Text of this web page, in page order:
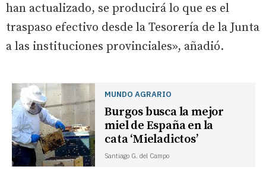
han actualizado, se producirá lo que es el
traspaso efectivo desde la Tesorería de la Junta
a las instituciones provinciales», añadió.
MUNDO AGRARIO
Burgos busca la mejor
miel de España en la
cata ‘Mieladictos’
Santiago G. del Campo